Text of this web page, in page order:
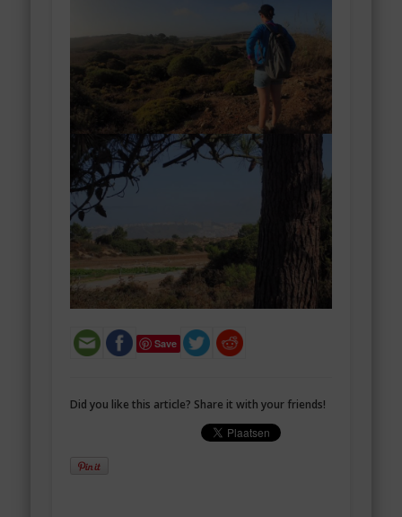
Save
Did you like this article? Share it with your friends!